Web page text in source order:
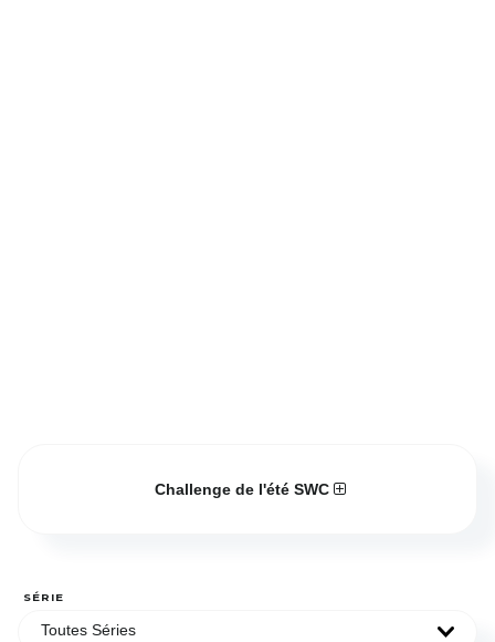
Challenge de l'été SWC
SÉRIE
Toutes Séries